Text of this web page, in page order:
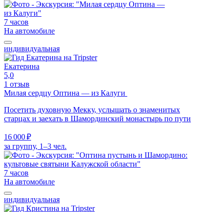
7 часов
На автомобиле
индивидуальная
Екатерина
5,0
1 отзыв
Милая сердцу Оптина — из Калуги
Посетить духовную Мекку, услышать о знаменитых
старцах и заехать в Шамординский монастырь по пути
16 000 ₽
за группу, 1–3 чел.
7 часов
На автомобиле
индивидуальная